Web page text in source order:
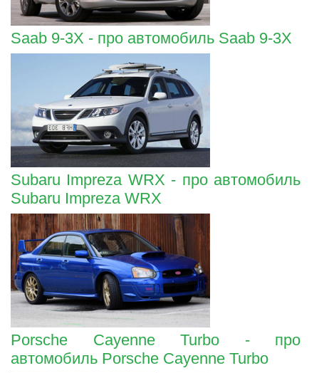
Saab 9-3X - про автомобиль Saab 9-3X
Subaru Impreza WRX - про автомобиль
Subaru Impreza WRX
Porsche Cayenne Turbo - про
автомобиль Porsche Cayenne Turbo